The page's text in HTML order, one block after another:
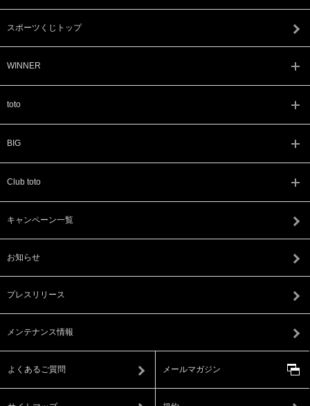
スポーツくじトップ
WINNER
toto
BIG
Club toto
キャンペーン一覧
お知らせ
プレスリリース
メンテナンス情報
よくあるご質問 メールマガジン